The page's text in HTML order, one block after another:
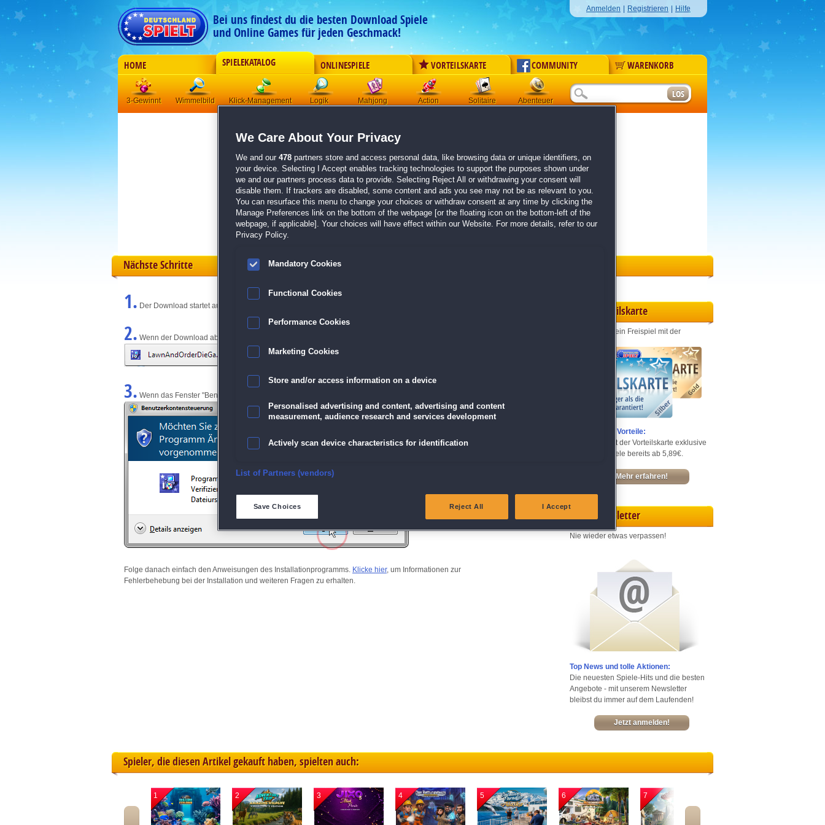
Bei uns findest du die besten Download Spiele
und Online Games für jeden Geschmack!
Anmelden Registrieren Hilfe
HOME SPIELEKATALOG ONLINESPIELE VORTEILSKARTE COMMUNITY WARENKORB
3-Gewinnt Wimmelbild Klick-Management Logik Mahjong Action Solitaire Abenteuer
Der Download wird automatisch gestartet für:
Alicia Quatermain 3: The Mystery of the Flaming Gold Sammleredition
Größe 297.9 MB
Einen Moment bitte, dein Spiel wird in5 Sekundenbereitgestellt...
Falls der Download nicht automatisch startet,klicke bitte hier.
Zurück zur Gamepage
Nächste Schritte
1. Der Download startet automatisch und wird am unteren Rand des Browserfensters angezeigt.
2. Wenn der Download abgeschlossen ist, klicke einfach auf die Datei.
3. Wenn das Fenster "Benutzerkontensteuerung" angezeigt wird, klicke auf "Ja" (Bei Windows Vista "Fortsetzen").
Folge danach einfach den Anweisungen des Installationprogramms. Klicke hier, um Informationen zur
Fehlerbehebung bei der Installation und weiteren Fragen zu erhalten.
Vorteilskarte
Jeden Monat ein Freispiel mit der
Entdecke die Vorteile:
Sichere dir mit der Vorteilskarte exklusive
Rabatte – Spiele bereits ab 5,89€.
Mehr erfahren!
Newsletter
Nie wieder etwas verpassen!
Top News und tolle Aktionen:
Die neuesten Spiele-Hits und die besten
Angebote - mit unserem Newsletter
bleibst du immer auf dem Laufenden!
Jetzt anmelden!
Spieler, die diesen Artikel gekauft haben, spielten auch:
1 2 3 4 5 6 7
We Care About Your Privacy
We and our 478 partners store and access personal data, like browsing data or unique identifiers, on
your device. Selecting I Accept enables tracking technologies to support the purposes shown under
we and our partners process data to provide. Selecting Reject All or withdrawing your consent will
disable them. If trackers are disabled, some content and ads you see may not be as relevant to you.
You can resurface this menu to change your choices or withdraw consent at any time by clicking the
Manage Preferences link on the bottom of the webpage [or the floating icon on the bottom-left of the
webpage, if applicable]. Your choices will have effect within our Website. For more details, refer to our
Privacy Policy.
Mandatory Cookies
Functional Cookies
Performance Cookies
Marketing Cookies
Store and/or access information on a device
Personalised advertising and content, advertising and content
measurement, audience research and services development
Actively scan device characteristics for identification
Ensure security, prevent and detect fraud, and fix errors
Match and combine data from other data sources
List of Partners (vendors)
Save Choices Reject All I Accept